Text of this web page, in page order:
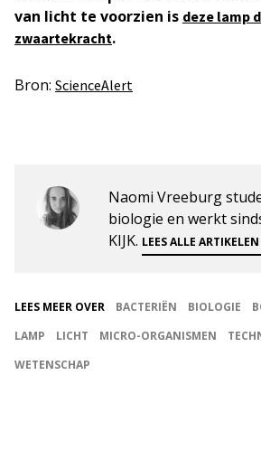
van licht te voorzien is deze lamp
zwaartekracht.
Bron: ScienceAlert
Naomi Vreeburg
biologie en werkt
KIJK. LEES ALLE
LEES MEER OVER BACTERIËN BIOLOGIE
LAMP
LICHT MICRO-ORGANISMEN
WETENSCHAP